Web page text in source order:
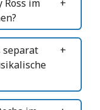
Ross im
separat